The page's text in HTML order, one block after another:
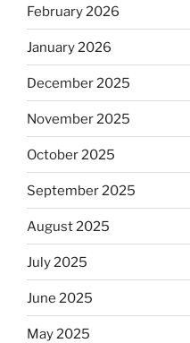
February 2026
January 2026
December 2025
November 2025
October 2025
September 2025
August 2025
July 2025
June 2025
May 2025